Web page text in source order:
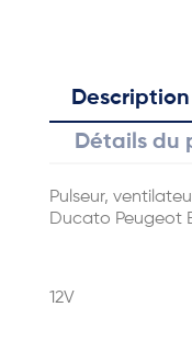
Description
Détails du
Pulseur,
Ducato Peugeot
12V